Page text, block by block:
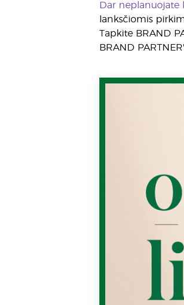
Dar neplanuojate
lanksčiomis
Tapkite BRAND
BRAND